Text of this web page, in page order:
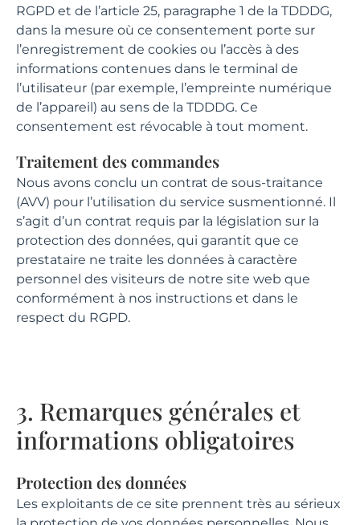
RGPD et de l’article 25, paragraphe 1 de la TDDDG,
dans la mesure où ce consentement porte sur
l’enregistrement de cookies ou l’accès à des
informations contenues dans le terminal de
l’utilisateur (par exemple, l’empreinte numérique
de l’appareil) au sens de la TDDDG. Ce
consentement est révocable à tout moment.
Traitement des commandes
Nous avons conclu un contrat de sous-traitance
(AVV) pour l’utilisation du service susmentionné. Il
s’agit d’un contrat requis par la législation sur la
protection des données, qui garantit que ce
prestataire ne traite les données à caractère
personnel des visiteurs de notre site web que
conformément à nos instructions et dans le
respect du RGPD.
3. Remarques générales et
informations obligatoires
Protection des données
Les exploitants de ce site prennent très au sérieux